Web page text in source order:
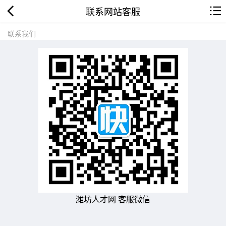
联系网站客服
联系我们
潍坊人才网 客服微信